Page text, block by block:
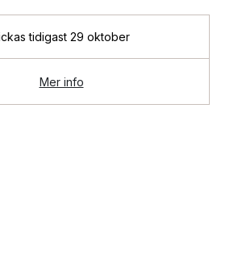
tidigast 29 oktober
Mer info